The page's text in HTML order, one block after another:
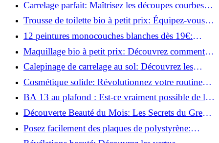
Carrelage parfait: Maîtrisez les découpes courbes
facilement!
Trousse de toilette bio à petit prix: Équipez-vous
pour moins de 25€!
12 peintures monocouches blanches dès 19€:
Découvrez les meilleures offres!
Maquillage bio à petit prix: Découvrez comment
s'équiper pour moins de 50€!
Calepinage de carrelage au sol: Découvrez les
astuces incontournables!
Cosmétique solide: Révolutionnez votre routine
beauté pour zéro déchet!
BA 13 au plafond : Est-ce vraiment possible de les
coller ?
Découverte Beauté du Mois: Les Secrets du Green
Glamour !
Posez facilement des plaques de polystyrène:
Transformez votre plafond sans effort !